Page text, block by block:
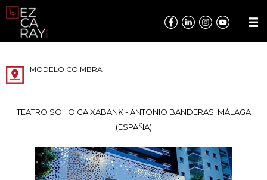
MODELO COIMBRA
TEATRO SOHO CAIXABANK - ANTONIO BANDERAS. MÁLAGA
(ESPAÑA)